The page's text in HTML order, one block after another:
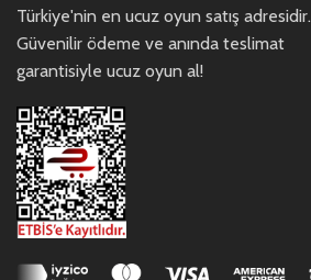
Türkiye'nin en ucuz oyun satış adresidir.
Güvenilir ödeme ve anında teslimat
garantisiyle ucuz oyun al!